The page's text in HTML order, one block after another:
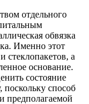
отдельного
обвязка
Именно этот
стеклопакетов, а
основание.
состояние
поскольку способ
предполагаемой